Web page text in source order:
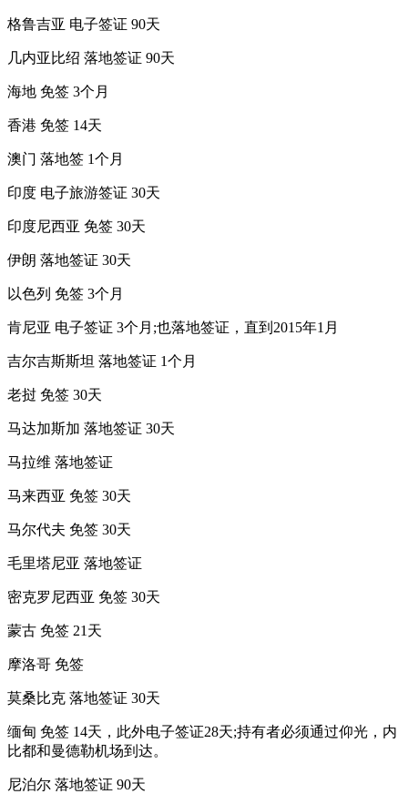
格鲁吉亚 电子签证 90天
几内亚比绍 落地签证 90天
海地 免签 3个月
香港 免签 14天
澳门 落地签 1个月
印度 电子旅游签证 30天
印度尼西亚 免签 30天
伊朗 落地签证 30天
以色列 免签 3个月
肯尼亚 电子签证 3个月;也落地签证，直到2015年1月
吉尔吉斯斯坦 落地签证 1个月
老挝 免签 30天
马达加斯加 落地签证 30天
马拉维 落地签证
马来西亚 免签 30天
马尔代夫 免签 30天
毛里塔尼亚 落地签证
密克罗尼西亚 免签 30天
蒙古 免签 21天
摩洛哥 免签
莫桑比克 落地签证 30天
缅甸 免签 14天，此外电子签证28天;持有者必须通过仰光，内
比都和曼德勒机场到达。
尼泊尔 落地签证 90天